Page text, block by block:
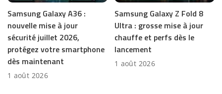
Samsung Galaxy A36 :
nouvelle mise à jour
sécurité juillet 2026,
protégez votre smartphone
dès maintenant
1 août 2026
Samsung Galaxy Z Fold 8
Ultra : grosse mise à jour
chauffe et perfs dès le
lancement
1 août 2026